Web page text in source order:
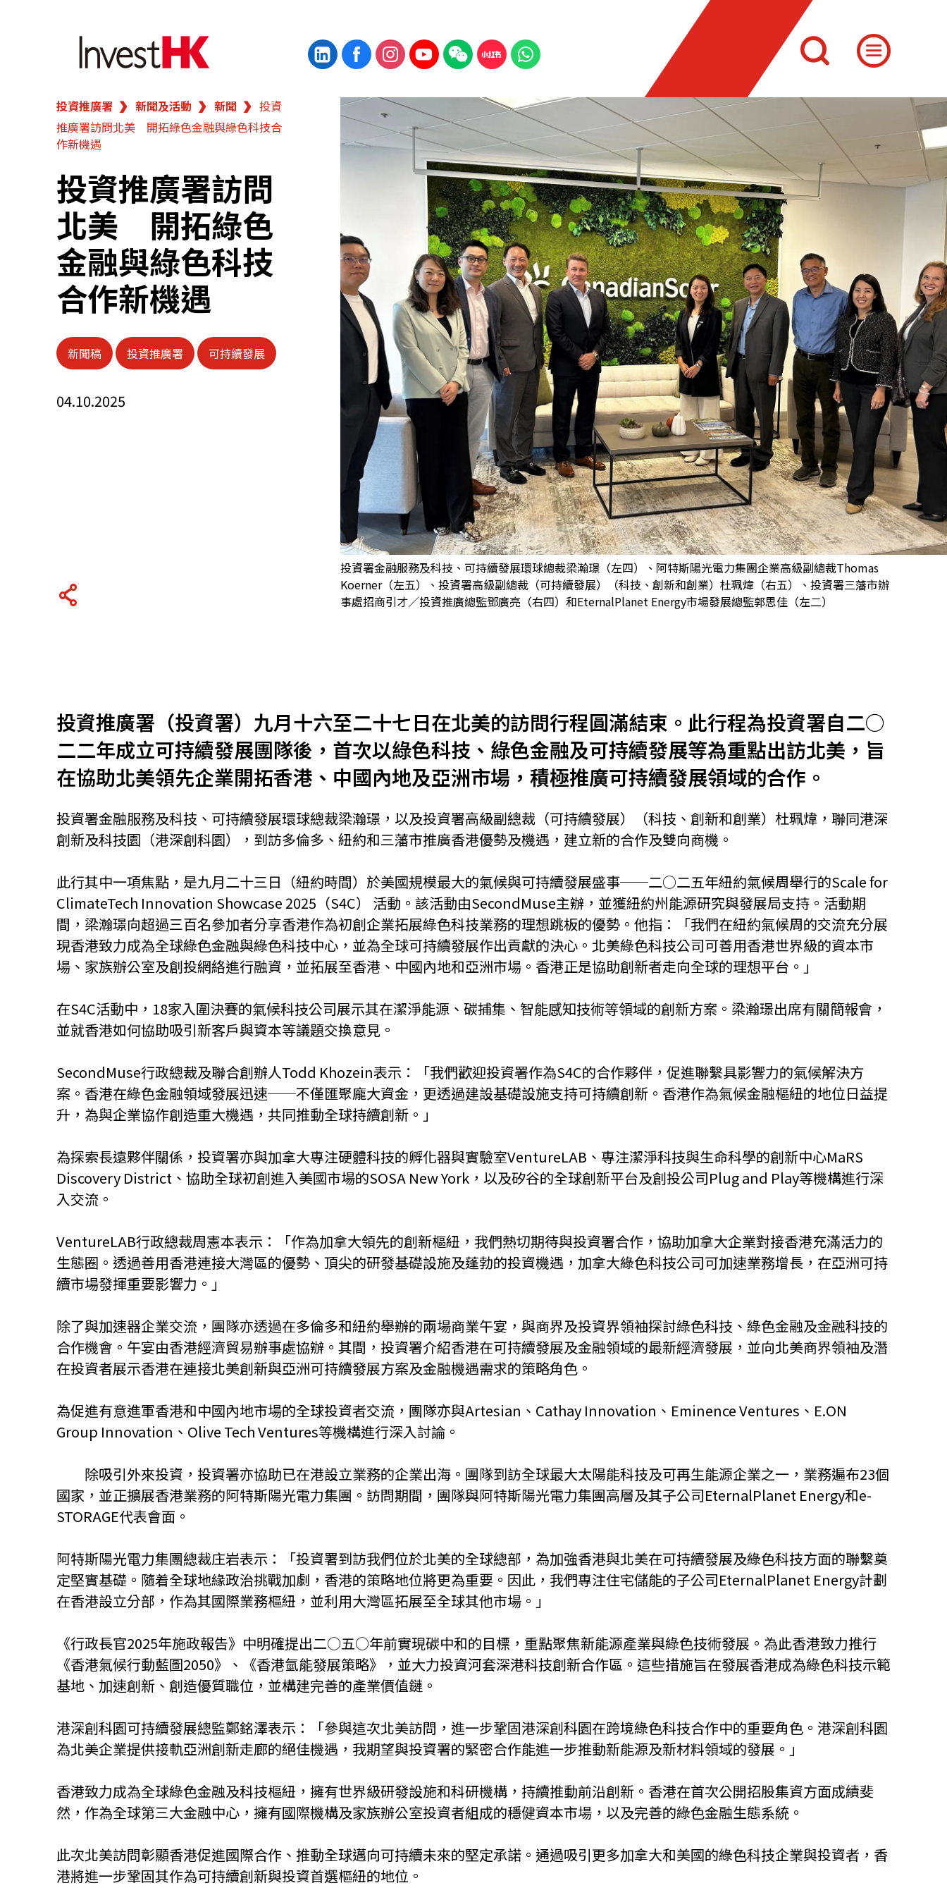
繁 简
香港營商優勢
我們的客戶
新聞及活動
業務領域
在港開業
關於我們
聯繫我們
關聯網站
香港家族辦公室 FintechHK 新資本投資者入境計劃 StartmeupHK
投資推廣署 新聞及活動 新聞
投資
推廣署訪問北美 開拓綠色金融與綠色科技合
作新機遇
投資推廣署訪問
北美 開拓綠色
金融與綠色科技
合作新機遇
新聞稿 投資推廣署 可持續發展
04.10.2025
投資署金融服務及科技、可持續發展環球總裁梁瀚璟（左四）、阿特斯陽光電力集團企業高級副總裁Thomas
Koerner（左五）、投資署高級副總裁（可持續發展）（科技、創新和創業）杜珮煒（右五）、投資署三藩市辦
事處招商引才／投資推廣總監鄧廣亮（右四）和EternalPlanet Energy市場發展總監郭思佳（左二）
投資推廣署（投資署）九月十六至二十七日在北美的訪問行程圓滿結束。此行程為投資署自二○
二二年成立可持續發展團隊後，首次以綠色科技、綠色金融及可持續發展等為重點出訪北美，旨
在協助北美領先企業開拓香港、中國內地及亞洲市場，積極推廣可持續發展領域的合作。
投資署金融服務及科技、可持續發展環球總裁梁瀚璟，以及投資署高級副總裁（可持續發展）（科技、創新和創業）杜珮煒，聯同港深
創新及科技園（港深創科園），到訪多倫多、紐約和三藩市推廣香港優勢及機遇，建立新的合作及雙向商機。
此行其中一項焦點，是九月二十三日（紐約時間）於美國規模最大的氣候與可持續發展盛事──二○二五年紐約氣候周舉行的Scale for
ClimateTech Innovation Showcase 2025（S4C） 活動。該活動由SecondMuse主辦，並獲紐約州能源研究與發展局支持。活動期
間，梁瀚璟向超過三百名參加者分享香港作為初創企業拓展綠色科技業務的理想跳板的優勢。他指：「我們在紐約氣候周的交流充分展
現香港致力成為全球綠色金融與綠色科技中心，並為全球可持續發展作出貢獻的決心。北美綠色科技公司可善用香港世界級的資本市
場、家族辦公室及創投網絡進行融資，並拓展至香港、中國內地和亞洲市場。香港正是協助創新者走向全球的理想平台。」
在S4C活動中，18家入圍決賽的氣候科技公司展示其在潔淨能源、碳捕集、智能感知技術等領域的創新方案。梁瀚璟出席有關簡報會，
並就香港如何協助吸引新客戶與資本等議題交換意見。
SecondMuse行政總裁及聯合創辦人Todd Khozein表示：「我們歡迎投資署作為S4C的合作夥伴，促進聯繫具影響力的氣候解決方
案。香港在綠色金融領域發展迅速──不僅匯聚龐大資金，更透過建設基礎設施支持可持續創新。香港作為氣候金融樞紐的地位日益提
升，為與企業協作創造重大機遇，共同推動全球持續創新。」
為探索長遠夥伴關係，投資署亦與加拿大專注硬體科技的孵化器與實驗室VentureLAB、專注潔淨科技與生命科學的創新中心MaRS
Discovery District、協助全球初創進入美國市場的SOSA New York，以及矽谷的全球創新平台及創投公司Plug and Play等機構進行深
入交流。
VentureLAB行政總裁周憲本表示：「作為加拿大領先的創新樞紐，我們熱切期待與投資署合作，協助加拿大企業對接香港充滿活力的
生態圈。透過善用香港連接大灣區的優勢、頂尖的研發基礎設施及蓬勃的投資機遇，加拿大綠色科技公司可加速業務增長，在亞洲可持
續市場發揮重要影響力。」
除了與加速器企業交流，團隊亦透過在多倫多和紐約舉辦的兩場商業午宴，與商界及投資界領袖探討綠色科技、綠色金融及金融科技的
合作機會。午宴由香港經濟貿易辦事處協辦。其間，投資署介紹香港在可持續發展及金融領域的最新經濟發展，並向北美商界領袖及潛
在投資者展示香港在連接北美創新與亞洲可持續發展方案及金融機遇需求的策略角色。
為促進有意進軍香港和中國內地市場的全球投資者交流，團隊亦與Artesian、Cathay Innovation、Eminence Ventures、E.ON
Group Innovation、Olive Tech Ventures等機構進行深入討論。
除吸引外來投資，投資署亦協助已在港設立業務的企業出海。團隊到訪全球最大太陽能科技及可再生能源企業之一，業務遍布23個
國家，並正擴展香港業務的阿特斯陽光電力集團。訪問期間，團隊與阿特斯陽光電力集團高層及其子公司EternalPlanet Energy和e-
STORAGE代表會面。
阿特斯陽光電力集團總裁庄岩表示：「投資署到訪我們位於北美的全球總部，為加強香港與北美在可持續發展及綠色科技方面的聯繫奠
定堅實基礎。隨着全球地緣政治挑戰加劇，香港的策略地位將更為重要。因此，我們專注住宅儲能的子公司EternalPlanet Energy計劃
在香港設立分部，作為其國際業務樞紐，並利用大灣區拓展至全球其他市場。」
《行政長官2025年施政報告》中明確提出二○五○年前實現碳中和的目標，重點聚焦新能源產業與綠色技術發展。為此香港致力推行
《香港氣候行動藍圖2050》、《香港氫能發展策略》，並大力投資河套深港科技創新合作區。這些措施旨在發展香港成為綠色科技示範
基地、加速創新、創造優質職位，並構建完善的產業價值鏈。
港深創科園可持續發展總監鄭銘澤表示：「參與這次北美訪問，進一步鞏固港深創科園在跨境綠色科技合作中的重要角色。港深創科園
為北美企業提供接軌亞洲創新走廊的絕佳機遇，我期望與投資署的緊密合作能進一步推動新能源及新材料領域的發展。」
香港致力成為全球綠色金融及科技樞紐，擁有世界級研發設施和科研機構，持續推動前沿創新。香港在首次公開招股集資方面成績斐
然，作為全球第三大金融中心，擁有國際機構及家族辦公室投資者組成的穩健資本市場，以及完善的綠色金融生態系統。
此次北美訪問彰顯香港促進國際合作、推動全球邁向可持續未來的堅定承諾。通過吸引更多加拿大和美國的綠色科技企業與投資者，香
港將進一步鞏固其作為可持續創新與投資首選樞紐的地位。